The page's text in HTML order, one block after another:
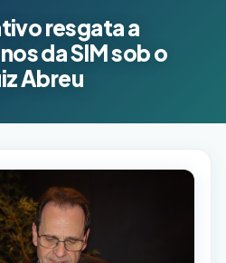
resgata a
da SIM sob o
Abreu